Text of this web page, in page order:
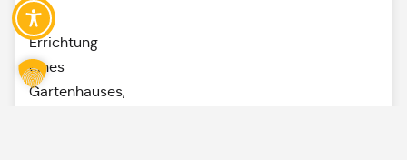
3.2
Errichtung
eines
Gartenhauses,